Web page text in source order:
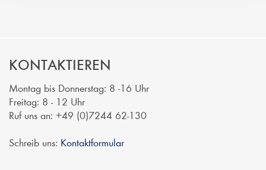
KONTAKTIEREN
Montag bis Donnerstag: 8 -16 Uhr
Freitag: 8 - 12 Uhr
Ruf uns an: +49 (0)7244 62-130
Schreib uns: Kontaktformular